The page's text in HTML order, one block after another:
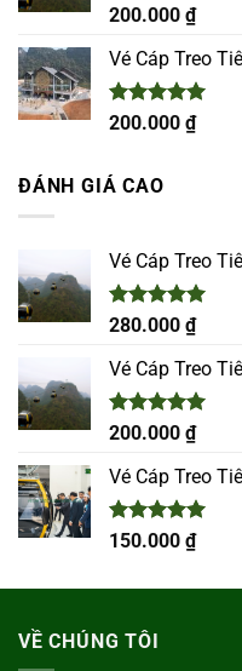
Được xếp
5.00
5 sao
200.000 ₫
Vé Cáp Treo
Được xếp
5.00
200.000 ₫
ĐÁNH GIÁ CAO
Vé Cáp Treo
Được xếp
5.00
5 sao
280.000 ₫
Vé Cáp Treo
Được xếp
5.00
5 sao
200.000 ₫
Vé Cáp Treo
Được xếp
5.00
150.000 ₫
VỀ CHÚNG TÔI